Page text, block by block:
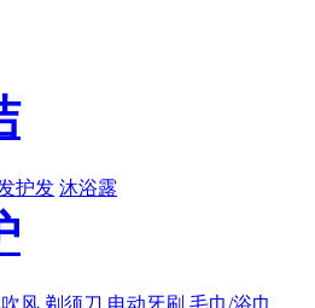
护发 沐浴露
风 剃须刀 电动牙刷 毛巾/浴巾